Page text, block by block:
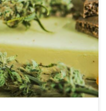
który jest co najmniej
jest często kojarzony
zioło nosi wszystkie
jest? Cóż, konopie
[…]